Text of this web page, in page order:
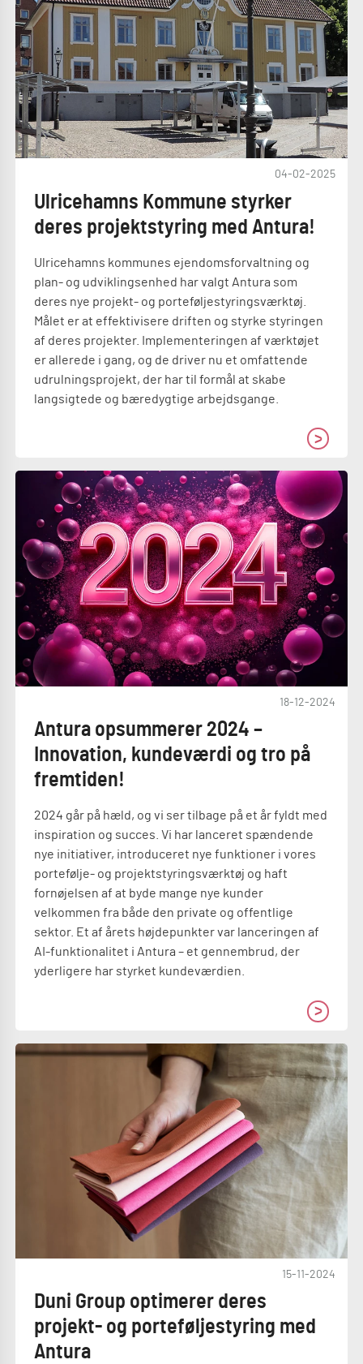
04-02-2025
Ulricehamns Kommune styrker
deres projektstyring med Antura!
Ulricehamns kommunes ejendomsforvaltning og
plan- og udviklingsenhed har valgt Antura som
deres nye projekt- og porteføljestyringsværktøj.
Målet er at effektivisere driften og styrke styringen
af deres projekter. Implementeringen af værktøjet
er allerede i gang, og de driver nu et omfattende
udrulningsprojekt, der har til formål at skabe
langsigtede og bæredygtige arbejdsgange.
18-12-2024
Antura opsummerer 2024 –
Innovation, kundeværdi og tro på
fremtiden!
2024 går på hæld, og vi ser tilbage på et år fyldt med
inspiration og succes. Vi har lanceret spændende
nye initiativer, introduceret nye funktioner i vores
portefølje- og projektstyringsværktøj og haft
fornøjelsen af at byde mange nye kunder
velkommen fra både den private og offentlige
sektor. Et af årets højdepunkter var lanceringen af
AI-funktionalitet i Antura – et gennembrud, der
yderligere har styrket kundeværdien.
15-11-2024
Duni Group optimerer deres
projekt- og porteføljestyring med
Antura